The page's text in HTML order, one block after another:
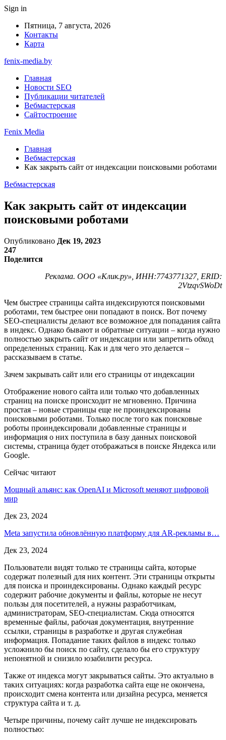
Sign in
Пятница, 7 августа, 2026
Контакты
Карта
fenix-media.by
Главная
Новости SEO
Публикации читателей
Вебмастерская
Сайтостроение
Fenix Media
Главная
Вебмастерская
Как закрыть сайт от индексации поисковыми роботами
Вебмастерская
Как закрыть сайт от индексации
поисковыми роботами
Опубликовано Дек 19, 2023
247
Поделится
Реклама. ООО «Клик.ру», ИНН:7743771327, ERID:
2VtzqvSWoDt
Чем быстрее страницы сайта индексируются поисковыми
роботами, тем быстрее они попадают в поиск. Вот почему
SEO-специалисты делают все возможное для попадания сайта
в индекс. Однако бывают и обратные ситуации – когда нужно
полностью закрыть сайт от индексации или запретить обход
определенных страниц. Как и для чего это делается –
рассказываем в статье.
Зачем закрывать сайт или его страницы от индексации
Отображение нового сайта или только что добавленных
страниц на поиске происходит не мгновенно. Причина
простая – новые страницы еще не проиндексированы
поисковыми роботами. Только после того как поисковые
роботы проиндексировали добавленные страницы и
информация о них поступила в базу данных поисковой
системы, страница будет отображаться в поиске Яндекса или
Google.
Сейчас читают
Мощный альянс: как OpenAI и Microsoft меняют цифровой
мир
Дек 23, 2024
Meta запустила обновлённую платформу для AR-рекламы в…
Дек 23, 2024
Пользователи видят только те страницы сайта, которые
содержат полезный для них контент. Эти страницы открыты
для поиска и проиндексированы. Однако каждый ресурс
содержит рабочие документы и файлы, которые не несут
пользы для посетителей, а нужны разработчикам,
администраторам, SEO-специалистам. Сюда относятся
временные файлы, рабочая документация, внутренние
ссылки, страницы в разработке и другая служебная
информация. Попадание таких файлов в индекс только
усложнило бы поиск по сайту, сделало бы его структуру
непонятной и снизило юзабилити ресурса.
Также от индекса могут закрываться сайты. Это актуально в
таких ситуациях: когда разработка сайта еще не окончена,
происходит смена контента или дизайна ресурса, меняется
структура сайта и т. д.
Четыре причины, почему сайт лучше не индексировать
полностью: